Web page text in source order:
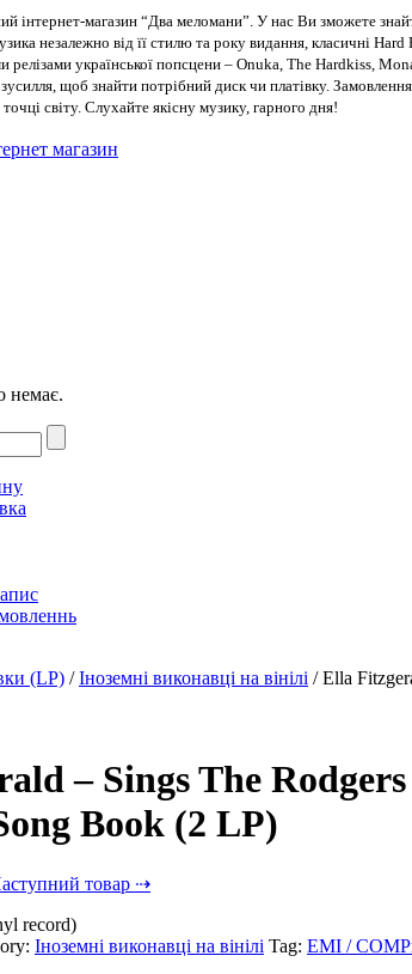
інтернет-магазин “Два меломани”. У нас Ви зможете
незалежно від її стилю та року видання, класичні
релізами української попсцени – Onuka, The Hardkiss,
щоб знайти потрібний диск чи платівку.
світу. Слухайте якісну музику, гарного дня!
немає.
(LP) /Іноземні виконавці на вінілі / Ella
– Sings The Rodgers
Book (2 LP)
товар ⇢
record)
Іноземні виконавці на вінілі Tag: EMI /